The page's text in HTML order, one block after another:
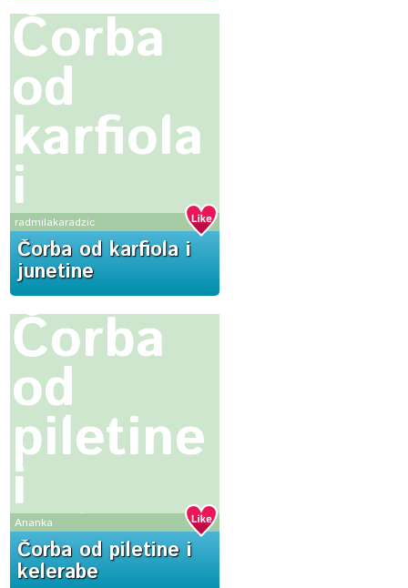
Čorba
od
karfiola
i
junetine
radmilakaradzic
Čorba od karfiola i
junetine
Čorba
od
piletine
i
kelerabe
Ananka
Čorba od piletine i
kelerabe